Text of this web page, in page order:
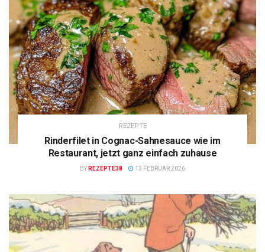
REZEPTE
Rinderfilet in Cognac-Sahnesauce wie im
Restaurant, jetzt ganz einfach zuhause
BY REZEPTE38 13 FEBRUAR 2026